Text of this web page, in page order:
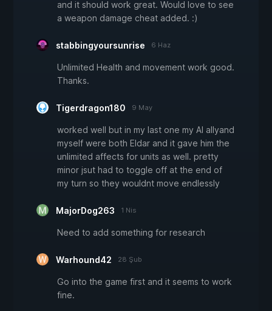
and it should work great. Would love to see
a weapon damage cheat added. :)
stabbingyoursunrise 6 Haz
Unlimited Health and movement work good.
Thanks.
Tigerdragon180 9 May
worked well but in my last one my AI allyand
myself were both Eldar and it gave him the
unlimited affects for units as well. pretty
minor jsut had to toggle off at the end of
my turn so they wouldnt move endlessly
MajorDog263 1 Nis
Need to add something for research
Warhound42 28 Şub
Go into the game first and it seems to work
fine.